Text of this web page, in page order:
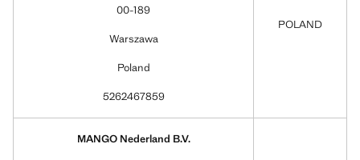
00-189
Warszawa
Poland
5262467859
POLAND
MANGO Nederland B.V.